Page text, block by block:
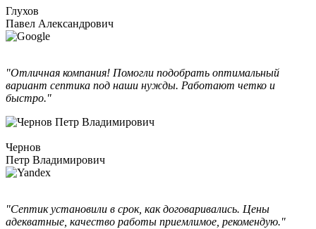
Глухов
Павел Александрович
"Отличная компания! Помогли подобрать оптимальный
вариант септика под наши нужды. Работают четко и
быстро."
Чернов
Петр Владимирович
"Септик установили в срок, как договаривались. Цены
адекватные, качество работы приемлимое, рекомендую."